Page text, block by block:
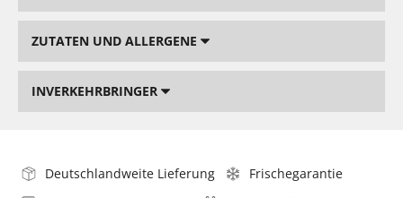
ZUTATEN UND ALLERGENE
INVERKEHRBRINGER
Deutschlandweite Lieferung
Frischegarantie